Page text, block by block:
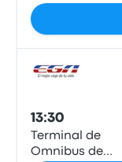
Encarnación
13:30
Terminal de
Omnibus de